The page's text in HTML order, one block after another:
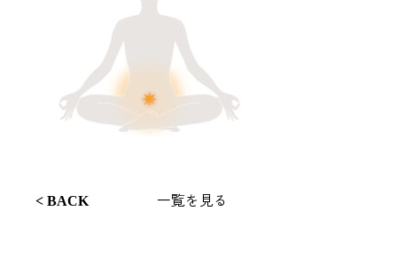
< BACK 一覧を見る